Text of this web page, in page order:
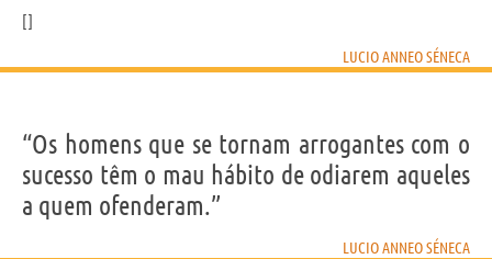
LUCIO ANNEO SÉNECA
“Os homens que se tornam arrogantes com o
sucesso têm o mau hábito de odiarem aqueles
a quem ofenderam.”
LUCIO ANNEO SÉNECA